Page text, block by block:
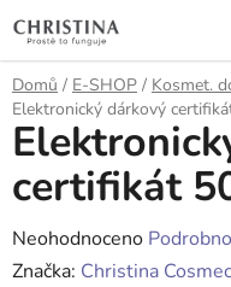
na
obsah
Domů / E-SHOP / Kosmet.
Elektronický dárkový
certifikát
Průměrné
hodnocení
Neohodnoceno
Značka: Christina